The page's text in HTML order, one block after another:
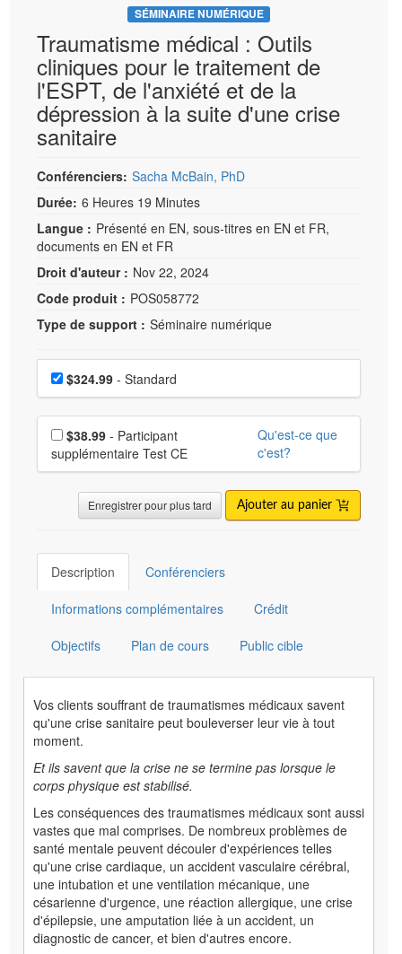
SÉMINAIRE NUMÉRIQUE
Traumatisme médical : Outils
cliniques pour le traitement de
l'ESPT, de l'anxiété et de la
dépression à la suite d'une crise
sanitaire
Conférenciers: Sacha McBain, PhD
Durée: 6 Heures 19 Minutes
Langue : Présenté en EN, sous-titres en EN et FR,
documents en EN et FR
Droit d'auteur : Nov 22, 2024
Code produit : POS058772
Type de support : Séminaire numérique
Choisissez un prix
Prix$324.99 - Standard
Choisissez un prix supplémentaire
$38.99
supplémentaire Test CE
Qu'est-ce que
c'est?
Enregistrer pour plus tard Ajouter au panier
Description Conférenciers
Informations complémentaires Crédit
Objectifs Plan de cours Public cible
Vos clients souffrant de traumatismes médicaux savent
qu'une crise sanitaire peut bouleverser leur vie à tout
moment.
Et ils savent que la crise ne se termine pas lorsque le
corps physique est stabilisé.
Les conséquences des traumatismes médicaux sont aussi
vastes que mal comprises. De nombreux problèmes de
santé mentale peuvent découler d'expériences telles
qu'une crise cardiaque, un accident vasculaire cérébral,
une intubation et une ventilation mécanique, une
césarienne d'urgence, une réaction allergique, une crise
d'épilepsie, une amputation liée à un accident, un
diagnostic de cancer, et bien d'autres encore.